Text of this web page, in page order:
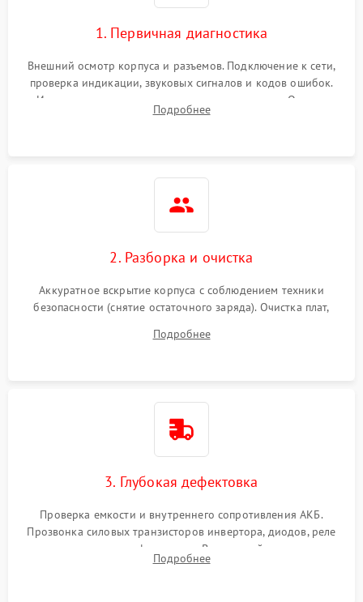
1. Первичная диагностика
Внешний осмотр корпуса и разъемов. Подключение к сети,
проверка индикации, звуковых сигналов и кодов ошибок.
Измерение входного и выходного напряжения. Оценка
реакции ИБП на отключение основного питания без
Подробнее
2. Разборка и очистка
Аккуратное вскрытие корпуса с соблюдением техники
безопасности (снятие остаточного заряда). Очистка плат,
и кистей для предотвращения перегрева и замыканий.
Подробнее
3. Глубокая дефектовка
Проверка емкости и внутреннего сопротивления АКБ.
Прозвонка силовых транзисторов инвертора, диодов, реле
переключения и трансформатора. Визуальный поиск вздутых
конденсаторов и прогаров на печатной плате.
Подробнее